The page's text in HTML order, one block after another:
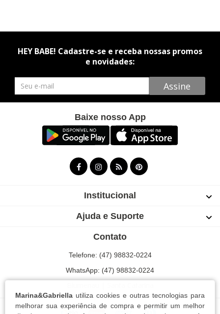
Marina&Gabriella utiliza cookies e outras tecnologias para
melhorar sua experiência de compra e permitir um melhor
HEY BABE! Cadastre-se e receba nossas promos
e novidades:
Newsletter Assine
Baixe nosso App
Institucional
Ajuda e Suporte
Contato
Telefone: (47) 98832-0224
WhatsApp: (47) 98832-0224